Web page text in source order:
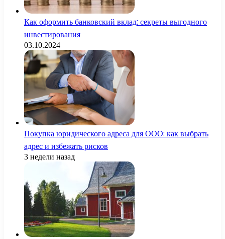
Как оформить банковский вклад: секреты выгодного
инвестирования
03.10.2024
Покупка юридического адреса для ООО: как выбрать
адрес и избежать рисков
3 недели назад